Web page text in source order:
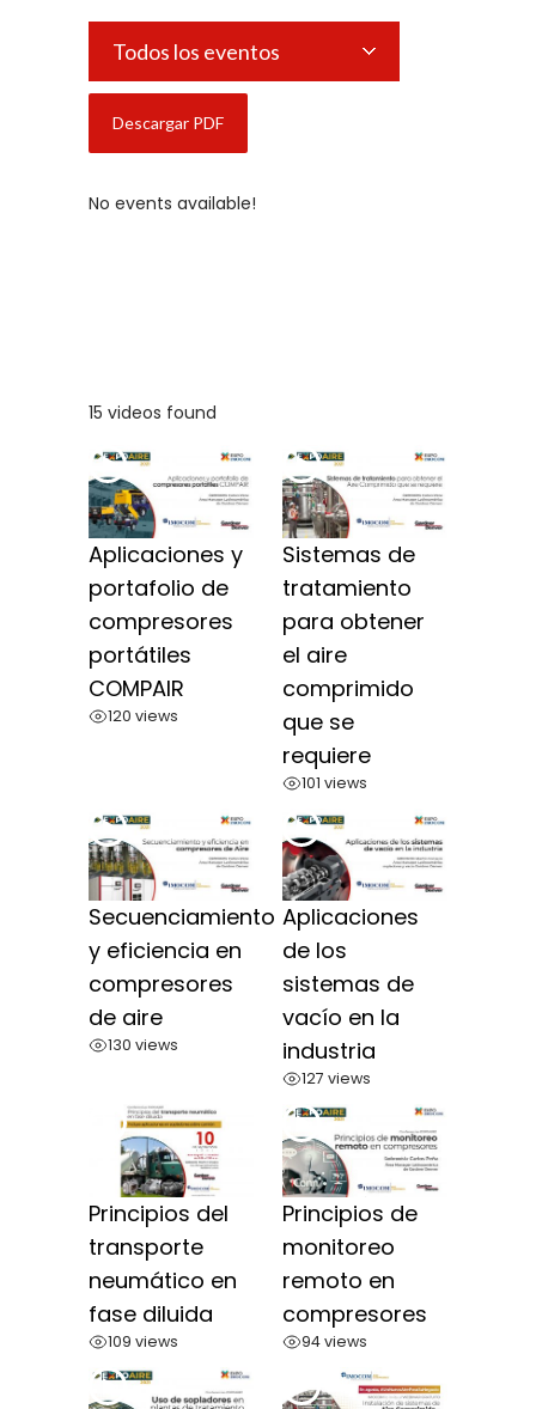
Todos los eventos
No events available!
15 videos found
Aplicaciones y
portafolio de
compresores
portátiles
COMPAIR
120 views
Sistemas de
tratamiento
para obtener
el aire
comprimido
que se
requiere
101 views
Secuenciamiento
y eficiencia en
compresores
de aire
130 views
Aplicaciones
de los
sistemas de
vacío en la
industria
127 views
Principios del
transporte
neumático en
fase diluida
109 views
Principios de
monitoreo
remoto en
compresores
94 views